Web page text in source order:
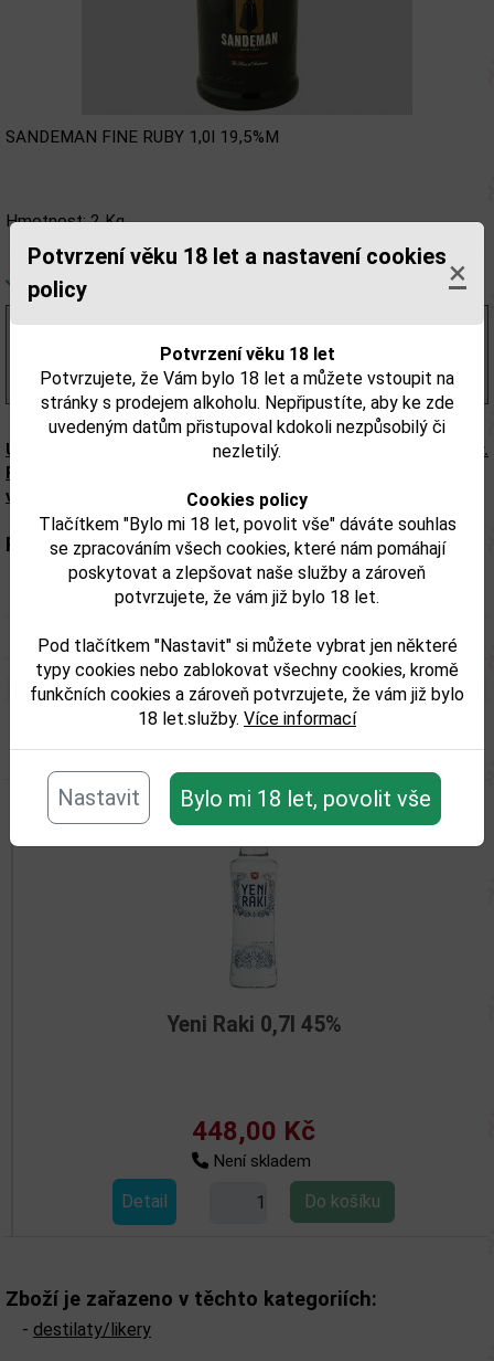
Potvrzení věku 18 let a nastavení cookies
policy
×
Potvrzení věku 18 let
Potvrzujete, že Vám bylo 18 let a můžete vstoupit na
stránky s prodejem alkoholu. Nepřipustíte, aby ke zde
uvedeným datům přistupoval kdokoli nezpůsobilý či
nezletilý.
Cookies policy
Tlačítkem "Bylo mi 18 let, povolit vše" dáváte souhlas
se zpracováním všech cookies, které nám pomáhají
poskytovat a zlepšovat naše služby a zároveň
potvrzujete, že vám již bylo 18 let.
Pod tlačítkem "Nastavit" si můžete vybrat jen některé
typy cookies nebo zablokovat všechny cookies, kromě
funkčních cookies a zároveň potvrzujete, že vám již bylo
18 let.služby. Více informací
Nastavit Bylo mi 18 let, povolit vše
SANDEMAN FINE RUBY 1,0l 19,5%M
Hmotnost: 2 Kg
Skladem
275,04 Kčbez DPH
s DPH
(333,00 Kč/l)
Upozorňujeme, že tento produkt může obsahovat alergeny.
Přesné složení a alergeny jsou k dispozici na obalu
výrobku. Zkontrolujte prosím před konzumací.
Parametry:
Obsah alkoholu obj. %: 19,5%
Objem obalu (L): 1
Související zboží
Yeni Raki 0,7l 45%
448,00 Kč
Není skladem
Detail
Zboží je zařazeno v těchto kategoriích:
- destilaty/likery